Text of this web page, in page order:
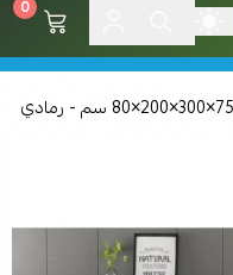
0